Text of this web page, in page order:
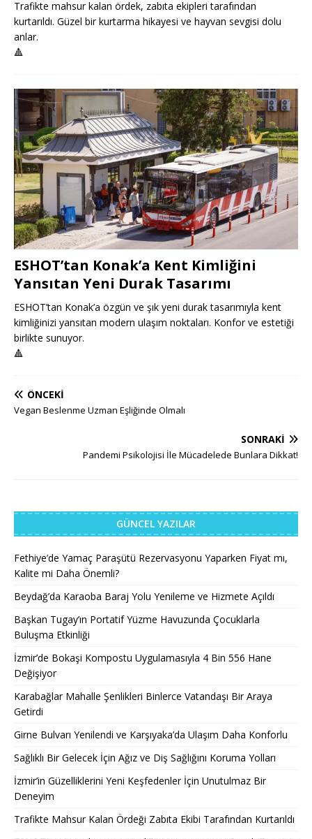
Trafikte mahsur kalan ördek, zabıta ekipleri tarafından
kurtarıldı. Güzel bir kurtarma hikayesi ve hayvan sevgisi dolu
anlar.
🔺
ESHOT’tan Konak’a Kent Kimliğini
Yansıtan Yeni Durak Tasarımı
ESHOT’tan Konak’a özgün ve şık yeni durak tasarımıyla kent
kimliğinizi yansıtan modern ulaşım noktaları. Konfor ve estetiği
birlikte sunuyor.
🔺
ÖNCEKI
Vegan Beslenme Uzman Eşliğinde Olmalı
SONRAKI
Pandemi Psikolojisi İle Mücadelede Bunlara Dikkat!
GÜNCEL YAZILAR
Fethiye’de Yamaç Paraşütü Rezervasyonu Yaparken Fiyat mı,
Kalite mi Daha Önemli?
Beydağ’da Karaoba Baraj Yolu Yenileme ve Hizmete Açıldı
Başkan Tugay’ın Portatif Yüzme Havuzunda Çocuklarla
Buluşma Etkinliği
İzmir’de Bokaşi Kompostu Uygulamasıyla 4 Bin 556 Hane
Değişiyor
Karabağlar Mahalle Şenlikleri Binlerce Vatandaşı Bir Araya
Getirdi
Girne Bulvarı Yenilendi ve Karşıyaka’da Ulaşım Daha Konforlu
Sağlıklı Bir Gelecek İçin Ağız ve Diş Sağlığını Koruma Yolları
İzmir’in Güzelliklerini Yeni Keşfedenler İçin Unutulmaz Bir
Deneyim
Trafikte Mahsur Kalan Ördeği Zabıta Ekibi Tarafından Kurtarıldı